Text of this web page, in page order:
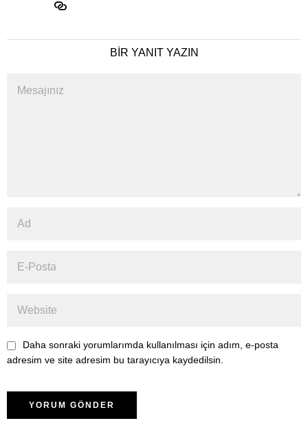
BIR YANIT YAZIN
Daha sonraki yorumlarımda kullanılması için adım, e-posta
adresim ve site adresim bu tarayıcıya kaydedilsin.